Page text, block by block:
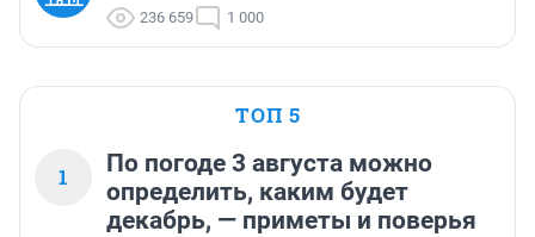
236 659 1 000
ТОП 5
1
По погоде 3 августа можно
определить, каким будет
декабрь, — приметы и поверья